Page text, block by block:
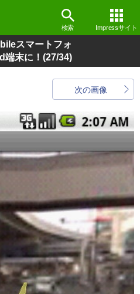
検索 Impressサイト
スマートフォ
末に！ (27/34)
次の画像